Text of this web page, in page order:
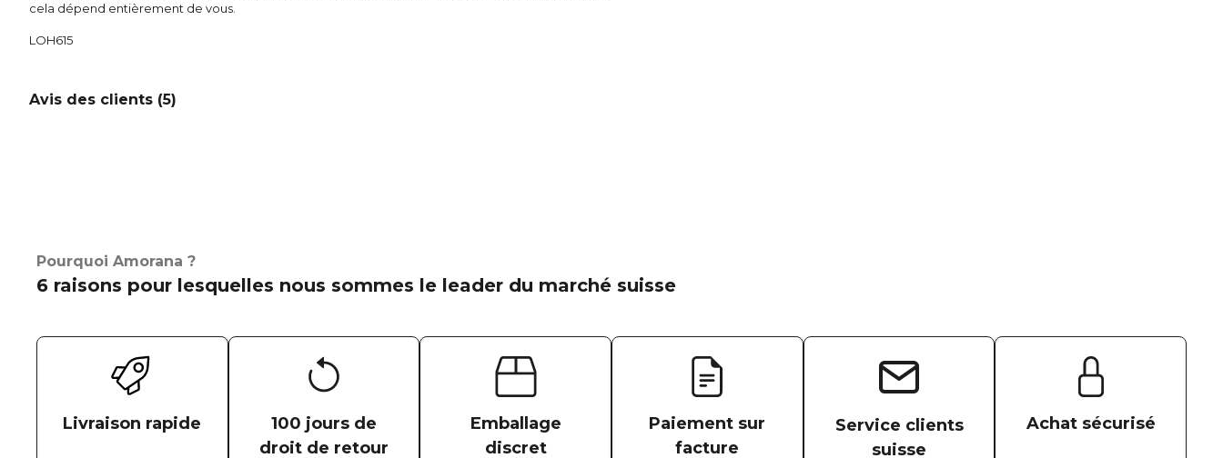
cela dépend entièrement de vous.
LOH615
Avis des clients (5)
Pourquoi Amorana ?
6 raisons pour lesquelles nous sommes le leader du marché suisse
Livraison rapide
100 jours de
droit de retour
Emballage
discret
Paiement sur
facture
Service clients
suisse
Achat sécurisé